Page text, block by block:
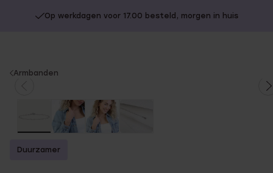
Op werkdagen voor 17.00 besteld, morgen in huis
You
Armbanden
Duurzamer